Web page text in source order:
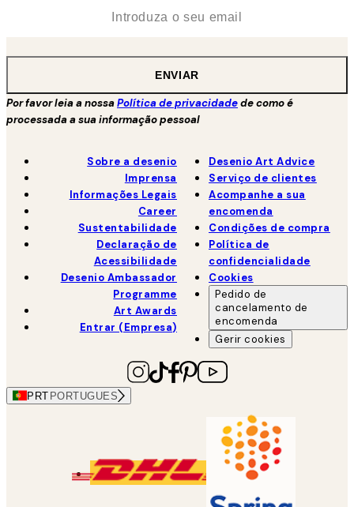
ENVIAR
Por favor leia a nossaPolítica de privacidadede como é
processada a sua informação pessoal
Sobre a desenio
Imprensa
Informações Legais
Career
Sustentabilidade
Declaração de
Acessibilidade
Desenio Ambassador
Programme
Art Awards
Entrar (Empresa)
Desenio Art Advice
Serviço de clientes
Acompanhe a sua
encomenda
Condições de compra
Política de
confidencialidade
Cookies
Pedido de
cancelamento de
encomenda
Gerir cookies
PRT PORTUGUES